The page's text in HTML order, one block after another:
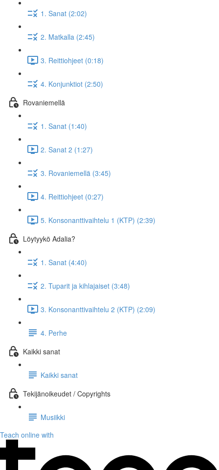
1. Sanat (2:02)
2. Matkalla (2:45)
3. Reittiohjeet (0:18)
4. Konjunktiot (2:50)
Rovaniemellä
1. Sanat (1:40)
2. Sanat 2 (1:27)
3. Rovaniemellä (3:45)
4. Reittiohjeet (0:27)
5. Konsonanttivaihtelu 1 (KTP) (2:39)
Löytyykö Adalia?
1. Sanat (4:40)
2. Tuparit ja kihlajaiset (3:48)
3. Konsonanttivaihtelu 2 (KTP) (2:09)
4. Perhe
Kaikki sanat
Kaikki sanat
Tekijänoikeudet / Copyrights
Musiikki
Teach online with